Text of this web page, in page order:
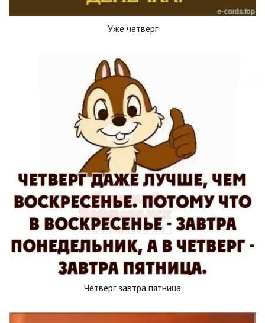
Уже четверг
Четверг завтра пятница